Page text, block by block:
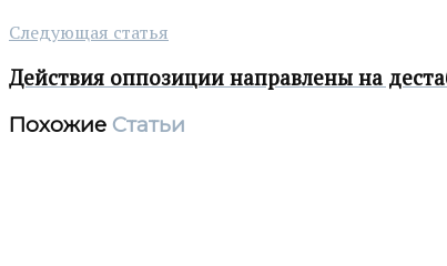
Следующая статья
Действия оппозиции направлены на
Похожие Статьи